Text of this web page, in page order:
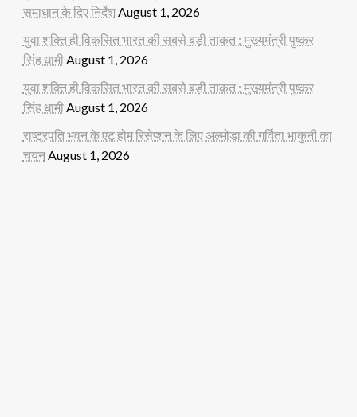
समाधान के दिए निर्देशAugust 1, 2026
युवा शक्ति ही विकसित भारत की सबसे बड़ी ताकत : मुख्यमंत्री पुष्कर
सिंह धामीAugust 1, 2026
युवा शक्ति ही विकसित भारत की सबसे बड़ी ताकत : मुख्यमंत्री पुष्कर
सिंह धामीAugust 1, 2026
राष्ट्रपति भवन के एट होम रिसेप्शन के लिए अल्मोड़ा की गर्विता भाकुनी का
चयनAugust 1, 2026